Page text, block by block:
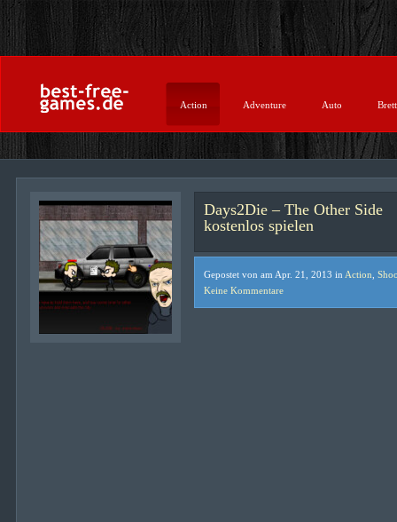
Action Adventure Auto
Days2Die – The Other Side
kostenlos spielen
Gepostet von am Apr. 21, 2013 in Action
Keine Kommentare